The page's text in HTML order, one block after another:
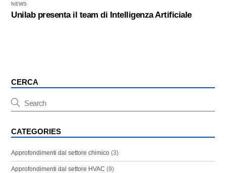
NEWS
Unilab presenta il team di Intelligenza Artificiale
CERCA
CATEGORIES
Approfondimenti dal settore chimico (3)
Approfondimenti dal settore HVAC (9)